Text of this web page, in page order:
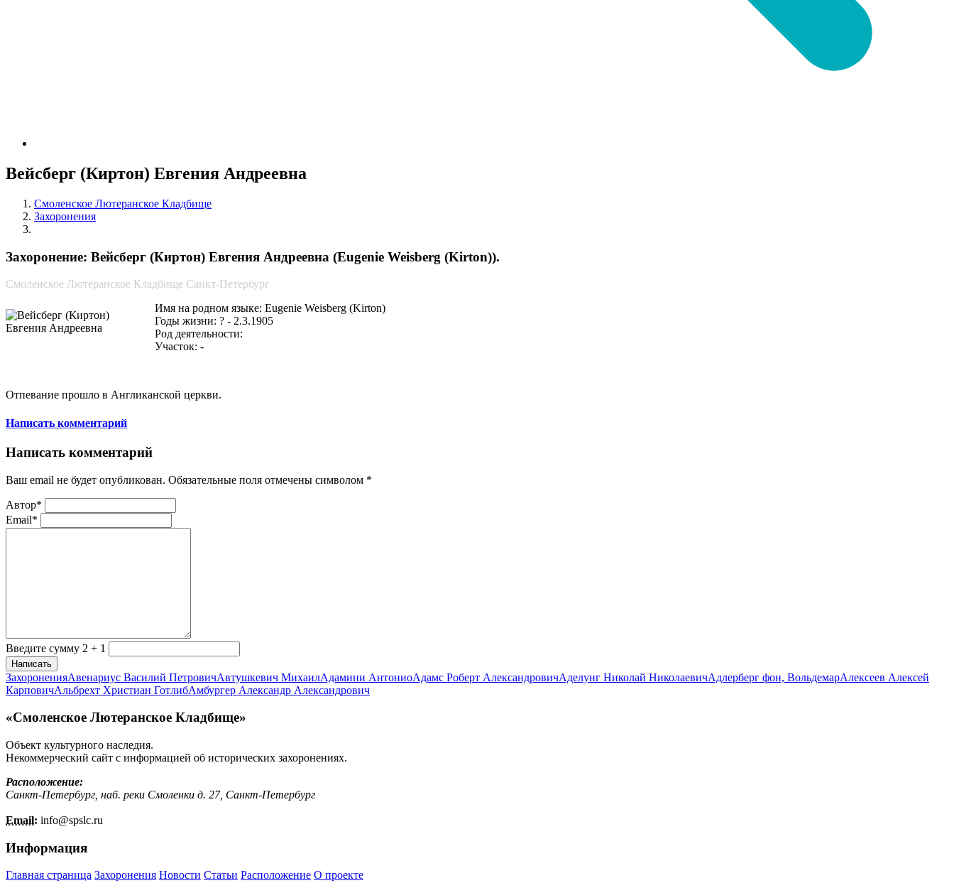
Вейсберг (Киртон) Евгения Андреевна
Смоленское Лютеранское Кладбище
Захоронения
Захоронение: Вейсберг (Киртон) Евгения Андреевна (Eugenie Weisberg (Kirton)).
Смоленское Лютеранское Кладбище Санкт-Петербург
Имя на родном языке: Eugenie Weisberg (Kirton)
Годы жизни: ? - 2.3.1905
Род деятельности:
Участок: -
Отпевание прошло в Англиканской церкви.
Написать комментарий
Написать комментарий
Ваш email не будет опубликован. Обязательные поля отмечены символом *
Автор*
Email*
Введите сумму 2 + 1
Написать
ЗахороненияАвенариус Василий ПетровичАвтушкевич МихаилАдамини АнтониоАдамс Роберт АлександровичАделунг Николай НиколаевичАдлерберг фон, ВольдемарАлексеев Алексей
КарповичАльбрехт Христиан ГотлибАмбургер Александр Александрович
«Смоленское Лютеранское Кладбище»
Объект культурного наследия.
Некоммерческий сайт с информацией об исторических захоронениях.
Расположение:
Санкт-Петербург, наб. реки Смоленки д. 27, Санкт-Петербург
Email: info@spslc.ru
Информация
Главная страница Захоронения Новости Статьи Расположение О проекте